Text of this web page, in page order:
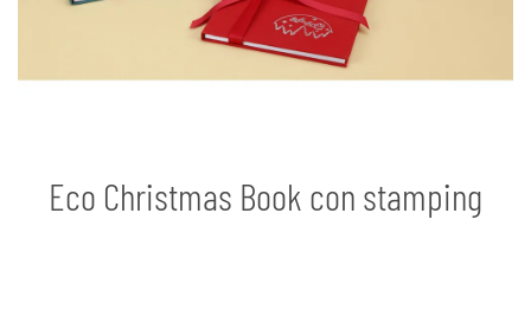
Eco Christmas Book con stamping